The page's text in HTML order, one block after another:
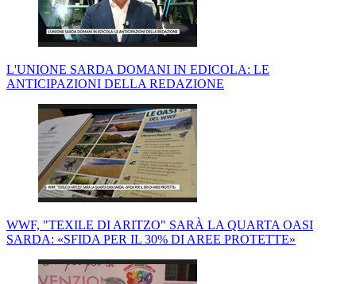
L'UNIONE SARDA DOMANI IN EDICOLA: LE
ANTICIPAZIONI DELLA REDAZIONE
WWF, "TEXILE DI ARITZO" SARÀ LA QUARTA OASI
SARDA: «SFIDA PER IL 30% DI AREE PROTETTE»